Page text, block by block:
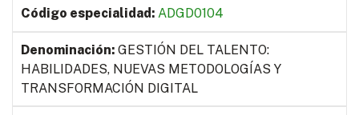
ADGD0104
GESTIÓN DEL TALENTO:
HABILIDADES, NUEVAS METODOLOGÍAS Y
TRANSFORMACIÓN DIGITAL